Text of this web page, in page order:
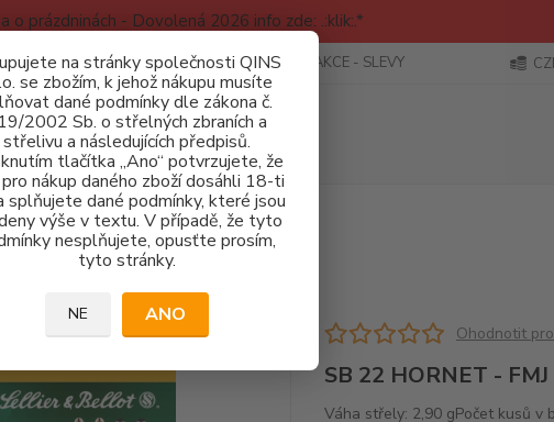
o prázdninách - Dovolená 2026 info zde: .:klik:.*
na stránky společnosti QINS
se zbožím, k jehož nákupu musíte
dané podmínky dle zákona č.
2002 Sb. o střelných zbraních a
střelivu a následujících předpisů.
tlačítka „Ano“ potvrzujete, že
nákup daného zboží dosáhli 18-ti
splňujete dané podmínky, které jsou
výše v textu. V případě, že tyto
nesplňujete, opusťte prosím,
tyto stránky.
NE ANO
RECENZE - INFO SPORTOVNÍ AKCE AKCE - SLEVY
Hledat
HORNET - FMJ
- FMJ
Ohodnotit
SB 22 HORNET - FMJ
Váha střely: 2,90 gPočet kusů v